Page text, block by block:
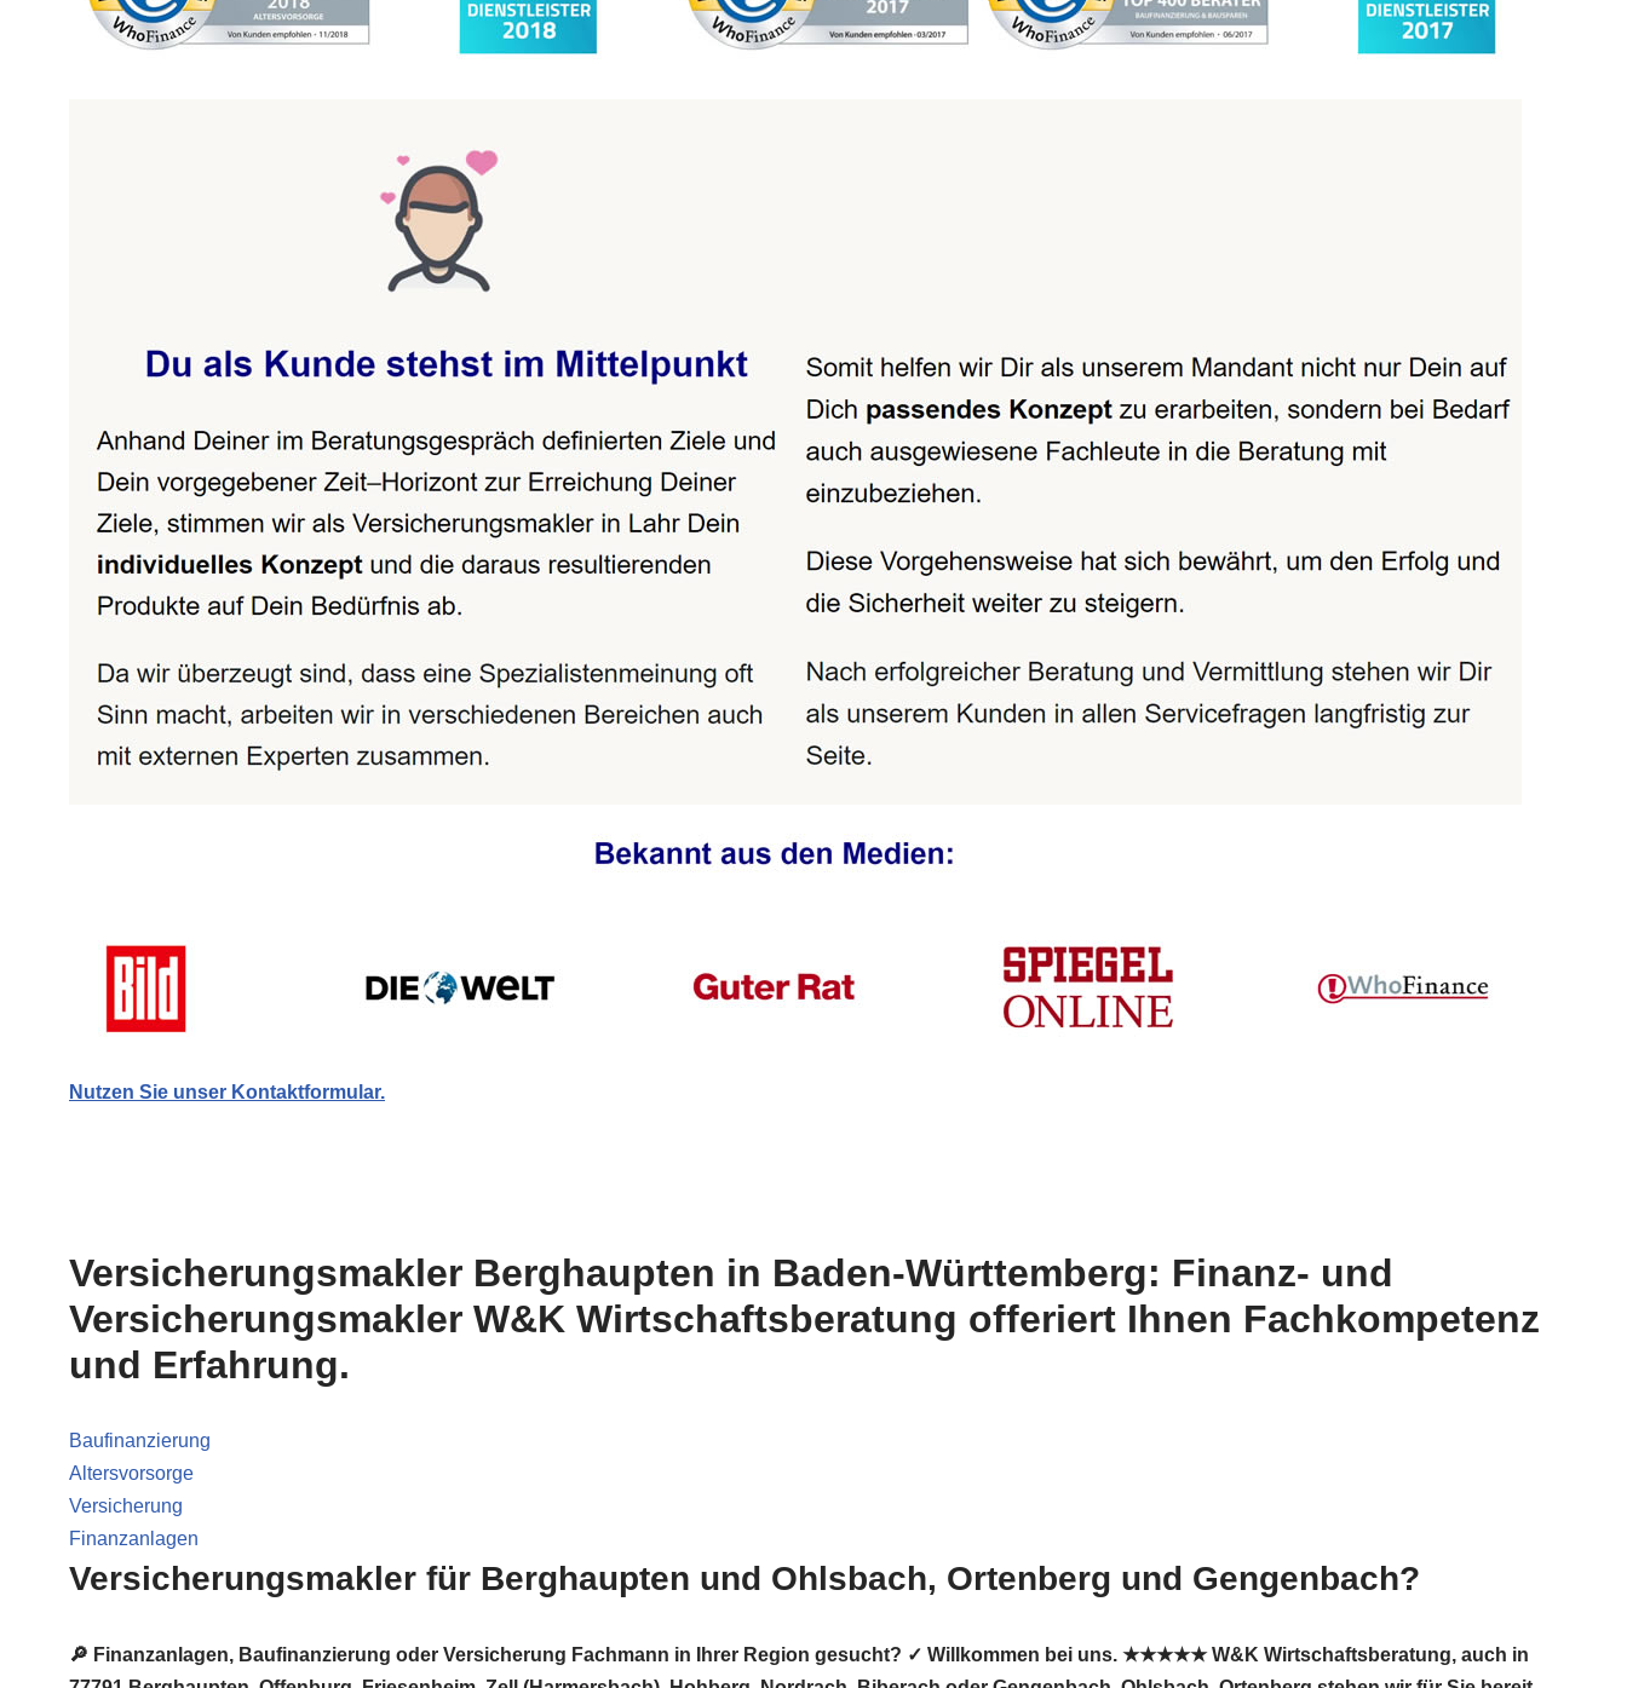
Nutzen Sie unser Kontaktformular.
Versicherungsmakler Berghaupten in Baden-Württemberg: Finanz- und
Versicherungsmakler W&K Wirtschaftsberatung offeriert Ihnen Fachkompetenz
und Erfahrung.
Baufinanzierung
Altersvorsorge
Versicherung
Finanzanlagen
Versicherungsmakler für Berghaupten und Ohlsbach, Ortenberg und Gengenbach?
🔎 Finanzanlagen, Baufinanzierung oder Versicherung Fachmann in Ihrer Region gesucht? ✓ Willkommen bei uns. ★★★★★ W&K Wirtschaftsberatung, auch in